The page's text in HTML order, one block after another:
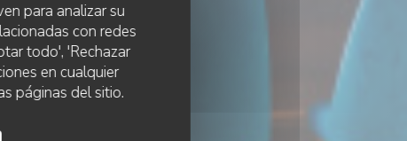
para analizar su
con redes
todo', 'Rechazar
en cualquier
páginas del sitio.